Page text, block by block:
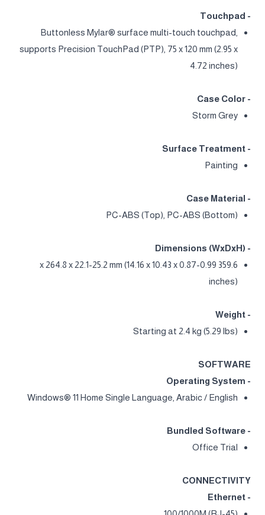
- Touchpad
Buttonless Mylar® surface multi-touch touchpad,
supports Precision TouchPad (PTP), 75 x 120 mm (2.95 x
4.72 inches)
- Case Color
Storm Grey
- Surface Treatment
Painting
- Case Material
PC-ABS (Top), PC-ABS (Bottom)
- Dimensions (WxDxH)
359.6 x 264.8 x 22.1-25.2 mm (14.16 x 10.43 x 0.87-0.99
inches)
- Weight
Starting at 2.4 kg (5.29 lbs)
SOFTWARE
- Operating System
Windows® 11 Home Single Language, Arabic / English
- Bundled Software
Office Trial
CONNECTIVITY
- Ethernet